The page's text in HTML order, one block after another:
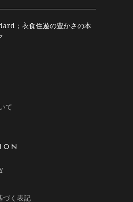
；衣食住遊の豊かさの本
て
づく表記